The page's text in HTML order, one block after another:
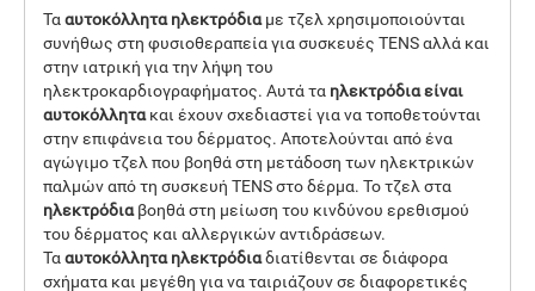
Τααυτοκόλλητα ηλεκτρόδιαμε τζελ χρησιμοποιούνται
συνήθως στη φυσιοθεραπεία για συσκευές TENS αλλά και
στην ιατρική για την λήψη του
ηλεκτροκαρδιογραφήματος. Αυτά τα ηλεκτρόδια είναι
αυτοκόλλητακαι έχουν σχεδιαστεί για να τοποθετούνται
στην επιφάνεια του δέρματος. Αποτελούνται από ένα
αγώγιμο τζελ που βοηθά στη μετάδοση των ηλεκτρικών
παλμών από τη συσκευή TENS στο δέρμα. Το τζελ στα
ηλεκτρόδιαβοηθά στη μείωση του κινδύνου ερεθισμού
του δέρματος και αλλεργικών αντιδράσεων.
Τααυτοκόλληταηλεκτρόδιαδιατίθενται σε διάφορα
σχήματα και μεγέθη γιαναταιριάζουνσε διαφορετικές